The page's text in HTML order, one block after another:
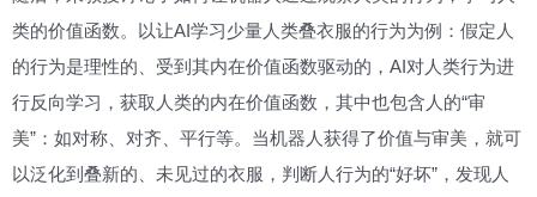
类的价值函数。以让AI学习少量人类叠衣服的行为为例：假定人
的行为是理性的、受到其内在价值函数驱动的，AI对人类行为进
行反向学习，获取人类的内在价值函数，其中也包含人的“审
美”：如对称、对齐、平行等。当机器人获得了价值与审美，就可
以泛化到叠新的、未见过的衣服，判断人行为的“好坏”，发现人